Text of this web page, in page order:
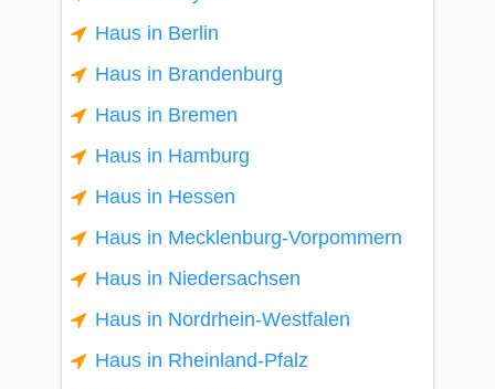
Haus in Berlin
Haus in Brandenburg
Haus in Bremen
Haus in Hamburg
Haus in Hessen
Haus in Mecklenburg-Vorpommern
Haus in Niedersachsen
Haus in Nordrhein-Westfalen
Haus in Rheinland-Pfalz